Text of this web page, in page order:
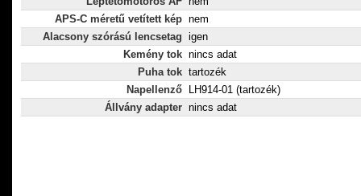
APS-C méretű vetített kép nem
Alacsony szórású lencsetag igen
Kemény tok nincs adat
Puha tok tartozék
Napellenző
LH914-01 (tartozék)
Állvány adapter nincs adat